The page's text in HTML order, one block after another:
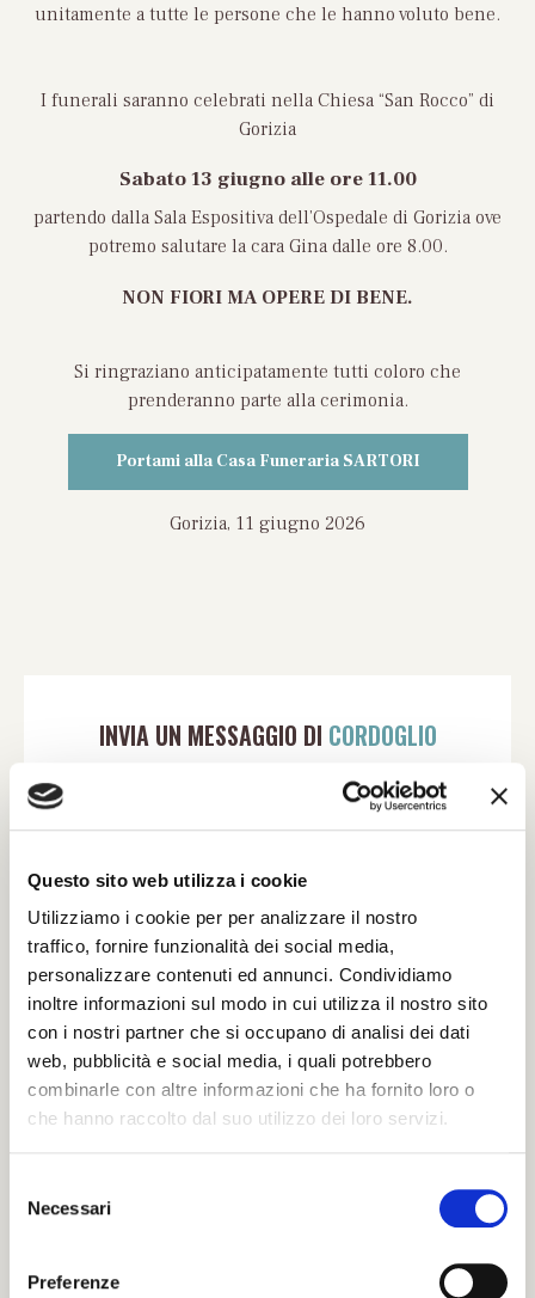
Questo sito web utilizza i cookie
Utilizziamo i cookie per per analizzare il nostro
traffico, fornire funzionalità dei social media,
personalizzare contenuti ed annunci. Condividiamo
inoltre informazioni sul modo in cui utilizza il nostro sito
con i nostri partner che si occupano di analisi dei dati
web, pubblicità e social media, i quali potrebbero
combinarle con altre informazioni che ha fornito loro o
che hanno raccolto dal suo utilizzo dei loro servizi.
Necessari
Preferenze
unitamente a tutte le persone che le hanno voluto bene.
I funerali saranno celebrati nella Chiesa “San Rocco” di
Gorizia
Sabato 13 giugno alle ore 11.00
partendo dalla Sala Espositiva dell’Ospedale di Gorizia ove
potremo salutare la cara Gina dalle ore 8.00.
NON FIORI MA OPERE DI BENE.
Si ringraziano anticipatamente tutti coloro che
prenderanno parte alla cerimonia.
Portami alla Casa Funeraria SARTORI
Gorizia, 11 giugno 2026
INVIA UN MESSAGGIO DI CORDOGLIO
Compila il modulo con tutti i dati richiesti per
poter inviare le tue condoglianze.
del defunto il tuo messaggio.
Il tuo nome e cognome *
La tua Email *
Il tuo indirizzo completo